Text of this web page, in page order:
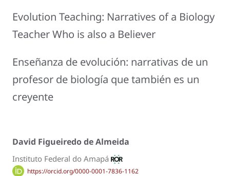
Evolution Teaching: Narratives of a Biology
Teacher Who is also a Believer
Enseñanza de evolución: narrativas de un
profesor de biología que también es un
creyente
David Figueiredo de Almeida
Instituto Federal do Amapá
https://orcid.org/0000-0001-7836-1162